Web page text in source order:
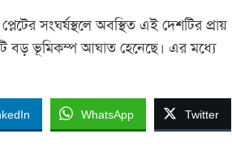
সংঘর্ষস্থলে অবস্থিত এই দেশটির প্রায়
বড় ভূমিকম্প আঘাত হেনেছে। এর মধ্যে
WhatsApp Twitter